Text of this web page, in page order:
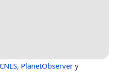
CNES, PlanetObserver y